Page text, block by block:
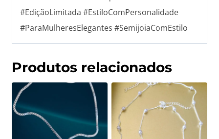
#EdiçãoLimitada #EstiloComPersonalidade
#ParaMulheresElegantes #SemijoiaComEstilo
Produtos relacionados